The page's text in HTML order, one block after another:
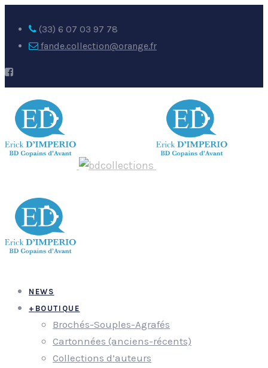
(33) 6 07 03 97 78
fande.collection@orange.fr
NEWS
+ BOUTIQUE
Brochés-Souples-Agrafés
Cartonnées (anciens-récents)
Collections d’auteurs